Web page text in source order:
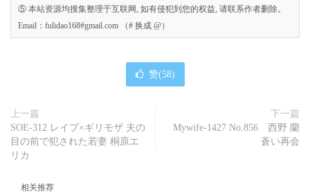
⑤ 本站资源均搜集整理于互联网, 如有侵犯到您的权益, 请联系作者删除。
Email：fulidao168#gmail.com （# 换成 @）
赞(58)
上一篇
SOE-312 レイプ×ギリモザ 夫の
目の前で犯された若妻 桐原エ
リカ
下一篇
Mywife-1427 No.856 西野 蘭
蒼い再会
相关推荐